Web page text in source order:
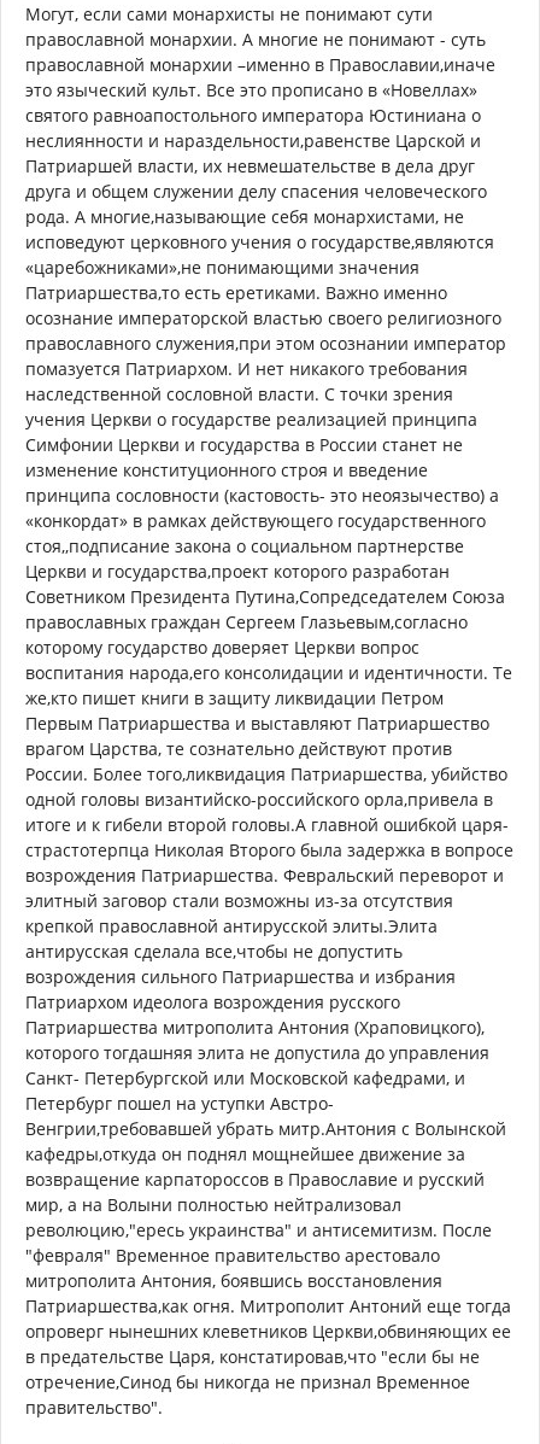
Могут, если сами монархисты не понимают сути
православной монархии. А многие не понимают - суть
православной монархии –именно в Православии,иначе
это языческий культ. Все это прописано в «Новеллах»
святого равноапостольного императора Юстиниана о
неслиянности и нараздельности,равенстве Царской и
Патриаршей власти, их невмешательстве в дела друг
друга и общем служении делу спасения человеческого
рода. А многие,называющие себя монархистами, не
исповедуют церковного учения о государстве,являются
«царебожниками»,не понимающими значения
Патриаршества,то есть еретиками. Важно именно
осознание императорской властью своего религиозного
православного служения,при этом осознании император
помазуется Патриархом. И нет никакого требования
наследственной сословной власти. С точки зрения
учения Церкви о государстве реализацией принципа
Симфонии Церкви и государства в России станет не
изменение конституционного строя и введение
принципа сословности (кастовость- это неоязычество) а
«конкордат» в рамках действующего государственного
стоя,,подписание закона о социальном партнерстве
Церкви и государства,проект которого разработан
Советником Президента Путина,Сопредседателем Союза
православных граждан Сергеем Глазьевым,согласно
которому государство доверяет Церкви вопрос
воспитания народа,его консолидации и идентичности. Те
же,кто пишет книги в защиту ликвидации Петром
Первым Патриаршества и выставляют Патриаршество
врагом Царства, те сознательно действуют против
России. Более того,ликвидация Патриаршества, убийство
одной головы византийско-российского орла,привела в
итоге и к гибели второй головы.А главной ошибкой царя-
страстотерпца Николая Второго была задержка в вопросе
возрождения Патриаршества. Февральский переворот и
элитный заговор стали возможны из-за отсутствия
крепкой православной антирусской элиты.Элита
антирусская сделала все,чтобы не допустить
возрождения сильного Патриаршества и избрания
Патриархом идеолога возрождения русского
Патриаршества митрополита Антония (Храповицкого),
которого тогдашняя элита не допустила до управления
Санкт- Петербургской или Московской кафедрами, и
Петербург пошел на уступки Австро-
Венгрии,требовавшей убрать митр.Антония с Волынской
кафедры,откуда он поднял мощнейшее движение за
возвращение карпатороссов в Православие и русский
мир, а на Волыни полностью нейтрализовал
революцию,"ересь украинства" и антисемитизм. После
"февраля" Временное правительство арестовало
митрополита Антония, боявшись восстановления
Патриаршества,как огня. Митрополит Антоний еще тогда
опроверг нынешних клеветников Церкви,обвиняющих ее
в предательстве Царя, констатировав,что "если бы не
отречение,Синод бы никогда не признал Временное
правительство".